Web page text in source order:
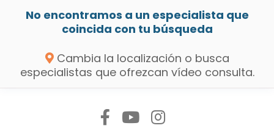
No encontramos a un especialista que
coincida con tu búsqueda
Cambia la localización o busca
especialistas que ofrezcan vídeo consulta.